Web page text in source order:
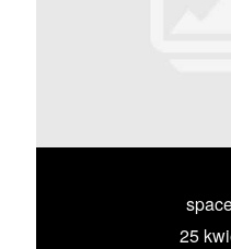
25
UMÓW